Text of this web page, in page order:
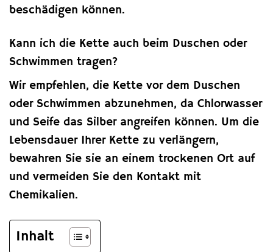
beschädigen können.
Kann ich die Kette auch beim Duschen oder
Schwimmen tragen?
Wir empfehlen, die Kette vor dem Duschen
oder Schwimmen abzunehmen, da Chlorwasser
und Seife das Silber angreifen können. Um die
Lebensdauer Ihrer Kette zu verlängern,
bewahren Sie sie an einem trockenen Ort auf
und vermeiden Sie den Kontakt mit
Chemikalien.
Inhalt